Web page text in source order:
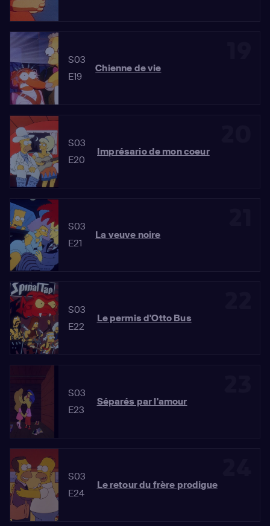
S03
E19
Chienne de vie
S03
E20
Imprésario de mon coeur
S03
E21
La veuve noire
S03
E22
Le permis d'Otto Bus
S03
E23
Séparés par l'amour
S03
E24
Le retour du frère prodigue